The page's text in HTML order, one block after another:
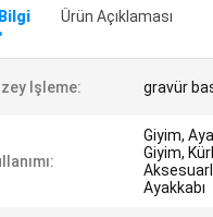
Ürün Açıklaması
Işleme: gravür
Giyim,
Giyim,
Ayakkabı